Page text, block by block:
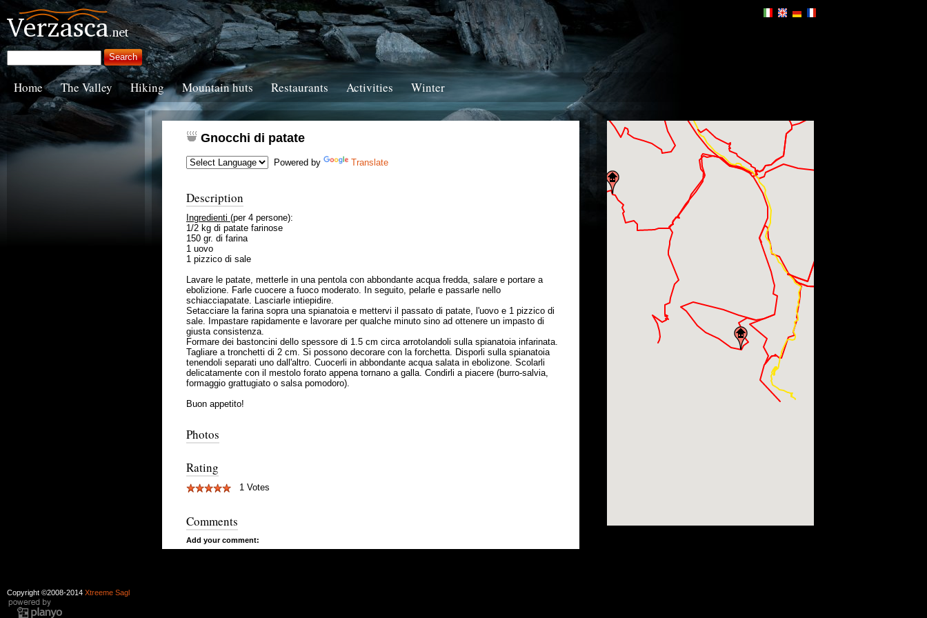
Home The Valley Hiking Mountain huts Restaurants Activities Winter
Gnocchi di patate
Powered by Translate
Description
Ingredienti (per 4 persone):
1/2 kg di patate farinose
150 gr. di farina
1 uovo
1 pizzico di sale
Lavare le patate, metterle in una pentola con abbondante acqua fredda, salare e portare a
ebolizione. Farle cuocere a fuoco moderato. In seguito, pelarle e passarle nello
schiacciapatate. Lasciarle intiepidire.
Setacciare la farina sopra una spianatoia e mettervi il passato di patate, l'uovo e 1 pizzico di
sale. Impastare rapidamente e lavorare per qualche minuto sino ad ottenere un impasto di
giusta consistenza.
Formare dei bastoncini dello spessore di 1.5 cm circa arrotolandoli sulla spianatoia infarinata.
Tagliare a tronchetti di 2 cm. Si possono decorare con la forchetta. Disporli sulla spianatoia
tenendoli separati uno dall'altro. Cuocerli in abbondante acqua salata in ebolizone. Scolarli
delicatamente con il mestolo forato appena tornano a galla. Condirli a piacere (burro-salvia,
formaggio grattugiato o salsa pomodoro).
Buon appetito!
Photos
Rating
1 Votes
Comments
Add your comment:
Copyright ©2008-2014 Xtreeme Sagl